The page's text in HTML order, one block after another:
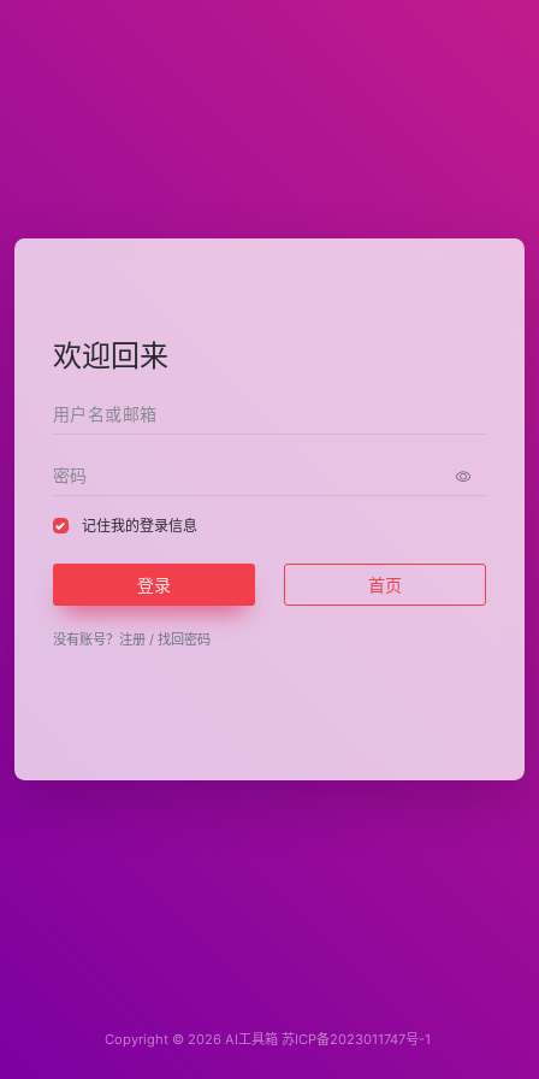
欢迎回来
记住我的登录信息
登录 首页
没有账号？ 注册 / 找回密码
Copyright © 2026 AI工具箱 苏ICP备2023011747号-1